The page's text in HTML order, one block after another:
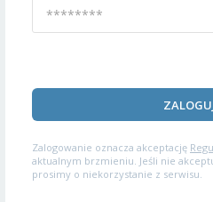
Zalogowanie oznacza akceptację
aktualnym brzmieniu. Jeśli nie
prosimy o niekorzystanie z serwisu.